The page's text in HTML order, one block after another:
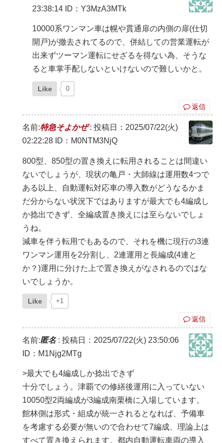
23:38:14 ID：Y3MzA3MTk
10000系ワンマン車は幌や貫通扉の内側の扉(仕切
開戸)が撤去されてるので、併結しての営業運転が
出来ずツーマン運転にせざるを得ない為、そうな
ると車掌手配しないといけないので難しいかと。
Like 0
返信
名前:特急そよかぜ: 投稿日：2025/07/22(火)
02:22:28 ID：M0NTM3NjQ
800型、850型の置き換えに転用されることは間違い
ないでしょうが、現状の亀戸・大師線は運用数4つで
ある以上、自動運転対応車の導入数がどうなるかま
だ分からない状況下ではありますが最大でも4編成し
か捻出できず、全編成置き換えには至らないでしょ
うね。
減車を伴う転用でもあるので、それを機に現行の3連
ワンマン運用を2分割し、2連運用と長編成(4連と
か？)運用に分けた上で置き換えがなされるのではな
いでしょうか。
Like +1
返信
名前:匿名: 投稿日：2025/07/22(火) 23:50:06
ID：M1Njg2MTg
>最大でも4編成しか捻出できず
十分でしょう。津覇での修繕後運用に入っていない
10050型2両編成が3編成南栗橋に入場しています。
館林側は形式・組成が統一されるとなれば、予備車
を考慮する必要が無いので合わせて7編成、理論上は
すべて置き換えられます。都内自動運転車両の導入